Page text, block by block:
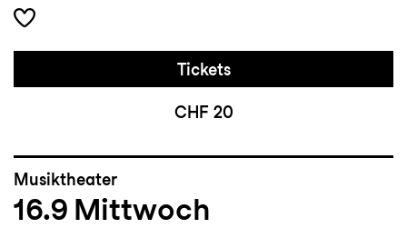
Tickets
CHF 20
Musiktheater
16.9 Mittwoch